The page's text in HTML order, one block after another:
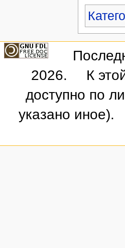
2026.
К
доступно по
указано иное).